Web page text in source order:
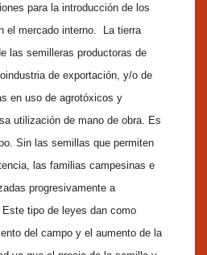
para la introducción de los
el mercado interno. La tierra
las semilleras productoras de
de exportación, y/o de
en uso de agrotóxicos y
utilización de mano de obra. Es
Sin las semillas que permiten
las familias campesinas e
progresivamente a
tipo de leyes dan como
del campo y el aumento de la